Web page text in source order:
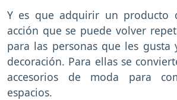
Y es que adquirir un producto
acción que se puede volver
para las personas que les
decoración. Para ellas se
accesorios de moda para
espacios.